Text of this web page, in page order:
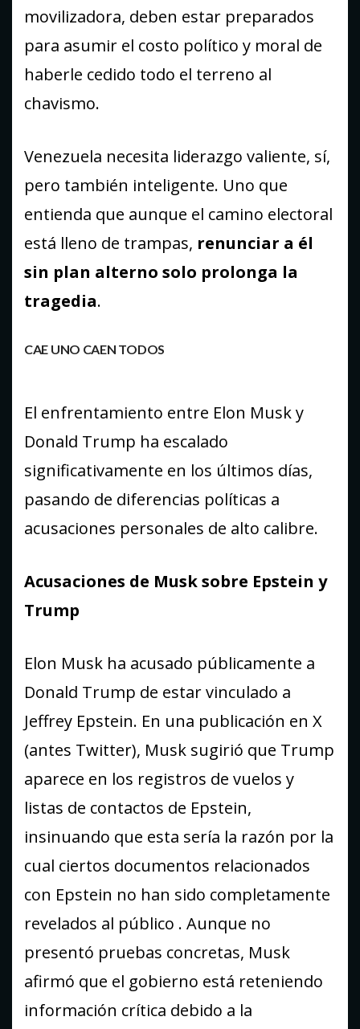
movilizadora, deben estar preparados
para asumir el costo político y moral de
haberle cedido todo el terreno al
chavismo.
Venezuela necesita liderazgo valiente, sí,
pero también inteligente. Uno que
entienda que aunque el camino electoral
está lleno de trampas, renunciar a él
sin plan alterno solo prolonga la
tragedia.
CAE UNO CAEN TODOS
El enfrentamiento entre Elon Musk y
Donald Trump ha escalado
significativamente en los últimos días,
pasando de diferencias políticas a
acusaciones personales de alto calibre.
Acusaciones de Musk sobre Epstein y
Trump
Elon Musk ha acusado públicamente a
Donald Trump de estar vinculado a
Jeffrey Epstein. En una publicación en X
(antes Twitter), Musk sugirió que Trump
aparece en los registros de vuelos y
listas de contactos de Epstein,
insinuando que esta sería la razón por la
cual ciertos documentos relacionados
con Epstein no han sido completamente
revelados al público . Aunque no
presentó pruebas concretas, Musk
afirmó que el gobierno está reteniendo
información crítica debido a la